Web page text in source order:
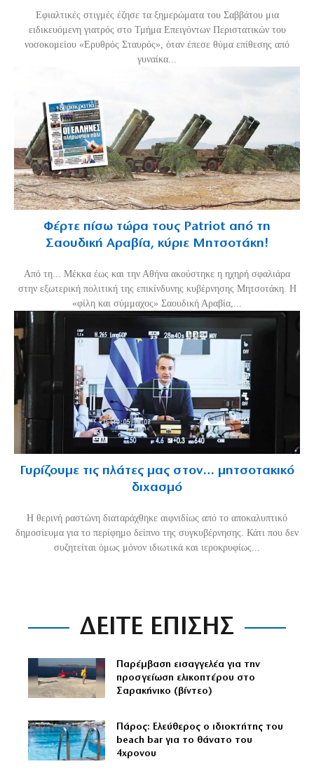
Εφιαλτικές στιγμές έζησε τα ξημερώματα του Σαββάτου μια
ειδικευόμενη γιατρός στο Τμήμα Επειγόντων Περιστατικών του
νοσοκομείου «Ερυθρός Σταυρός», όταν έπεσε θύμα επίθεσης από
γυναίκα...
Φέρτε πίσω τώρα τους Patriot από τη
Σαουδική Αραβία, κύριε Μητσοτάκη!
Από τη... Μέκκα έως και την Αθήνα ακούστηκε η ηχηρή σφαλιάρα
στην εξωτερική πολιτική της επικίνδυνης κυβέρνησης Μητσοτάκη. Η
«φίλη και σύμμαχος» Σαουδική Αραβία,...
Γυρίζουμε τις πλάτες μας στον… μητσοτακικό
διχασμό
Η θερινή ραστώνη διαταράχθηκε αιφνιδίως από το αποκαλυπτικό
δημοσίευμα για το περίφημο δείπνο της συγκυβέρνησης. Κάτι που δεν
συζητείται όμως μόνον ιδιωτικά και ιεροκρυφίως...
ΔΕΙΤΕ ΕΠΙΣΗΣ
Παρέμβαση εισαγγελέα για την
προσγείωση ελικοπτέρου στο
Σαρακήνικο (βίντεο)
Πάρος: Ελεύθερος ο ιδιοκτήτης του
beach bar για το θάνατο του
4χρονου